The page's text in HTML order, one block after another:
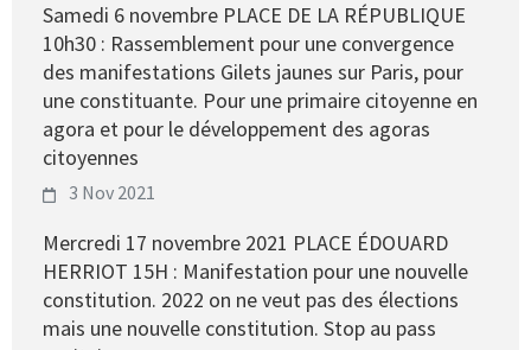
Samedi 6 novembre PLACE DE LA RÉPUBLIQUE
10h30 : Rassemblement pour une convergence
des manifestations Gilets jaunes sur Paris, pour
une constituante. Pour une primaire citoyenne en
agora et pour le développement des agoras
citoyennes
3 Nov 2021
Mercredi 17 novembre 2021 PLACE ÉDOUARD
HERRIOT 15H : Manifestation pour une nouvelle
constitution. 2022 on ne veut pas des élections
mais une nouvelle constitution. Stop au pass